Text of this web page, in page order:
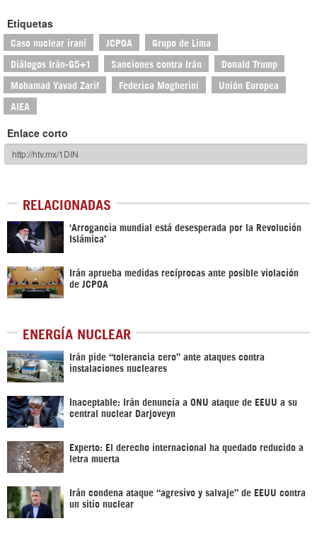
Etiquetas
Caso nuclear iraní JCPOA Grupo de Lima
Diálogos Irán-G5+1 Sanciones contra Irán Donald Trump
Mohamad Yavad Zarif Federica Mogherini Unión Europea
AIEA
Enlace corto
RELACIONADAS
‘Arrogancia mundial está desesperada por la Revolución
Islámica’
Irán aprueba medidas recíprocas ante posible violación
de JCPOA
ENERGÍA NUCLEAR
Irán pide “tolerancia cero” ante ataques contra
instalaciones nucleares
Inaceptable: Irán denuncia a ONU ataque de EEUU a su
central nuclear Darjoveyn
Experto: El derecho internacional ha quedado reducido a
letra muerta
Irán condena ataque “agresivo y salvaje” de EEUU contra
un sitio nuclear